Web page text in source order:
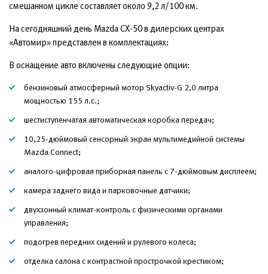
смешанном цикле составляет около 9,2 л/100 км.
На сегодняшний день Mazda CX-50 в дилерских центрах
«Автомир» представлен в комплектациях:
В оснащение авто включены следующие опции:
бензиновый атмосферный мотор Skyactiv-G 2,0 литра
мощностью 155 л.с.;
шестиступенчатая автоматическая коробка передач;
10,25-дюймовый сенсорный экран мультимедийной системы
Mazda Connect;
аналого-цифровая приборная панель с 7-дюймовым дисплеем;
камера заднего вида и парковочные датчики;
двухзонный климат-контроль с физическими органами
управления;
подогрев передних сидений и рулевого колеса;
отделка салона с контрастной прострочкой крестиком;